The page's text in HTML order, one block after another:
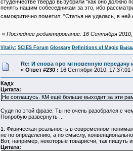
студенчестве твердо вызубрили "как оно должно
пенять нашим собеседникам за это, ибо
самокритично пометил: "Статья не удалась, в
« Последнее редактирование: 16 Сентября
Vitaliy: SCIES Forum Glossary Definitions of Magic
Re: И снова про мгновенную
« Ответ #230 : 16 Сентября 2010, 17:37:01
Кадх
Цитата:
Не соглашусь. КМ ещё больше выходит за эти
Судя по этой фразе. Ты не очень разобрался с
Попробую развернуть ...
1. Физическая реальность в современном
не по определению, а по смыслу,
Вот, например, некоторые товарисчи, так пишуть
Цитата: